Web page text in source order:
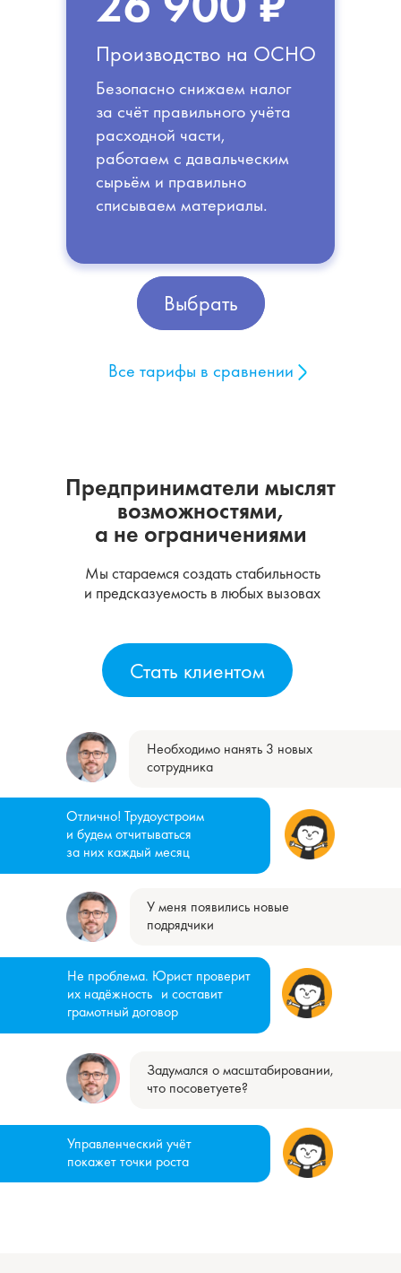
Выбрать
Выбрать
Все тарифы в сравнении
Производство на ОСНО
Безопасно снижаем налог
за счёт правильного учёта
расходной части,
работаем с давальческим
сырьём и правильно
списываем материалы.
Предприниматели мыслят
возможностями,
а не ограничениями
Мы стараемся создать стабильность
и предсказуемость в любых вызовах
Стать клиентом
Необходимо нанять 3 новых
сотрудника
Отлично! Трудоустроим
и будем отчитываться
за них каждый месяц
У меня появились новые
подрядчики
Не проблема. Юрист проверит
их надёжность и составит
грамотный договор
Задумался о масштабировании,
что посоветуете?
Управленческий учёт
покажет точки роста